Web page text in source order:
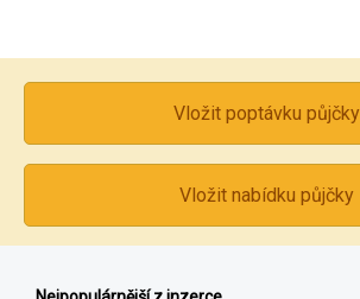
Vložit poptávku půjčky
Vložit nabídku půjčky